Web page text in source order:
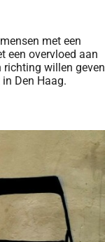
met een
een overvloed aan
richting willen geven
Den Haag.